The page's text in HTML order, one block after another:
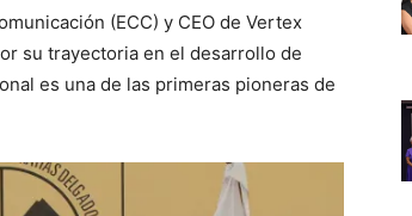
(ECC) y CEO de Vertex
su trayectoria en el desarrollo de
es una de las primeras pioneras de